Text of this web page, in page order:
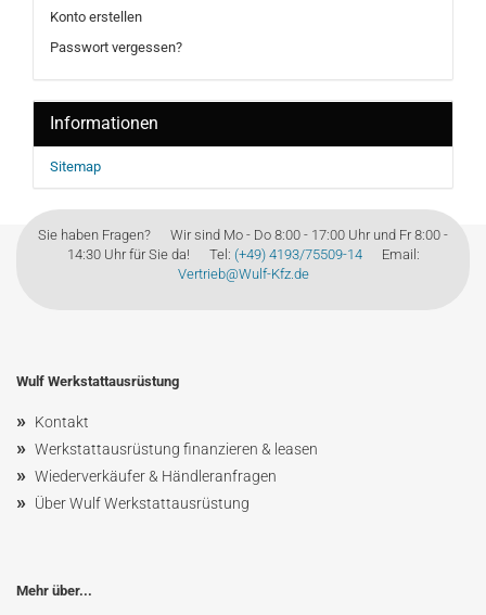
Konto erstellen
Passwort vergessen?
Informationen
Sitemap
Sie haben Fragen? Wir sind Mo - Do 8:00 - 17:00 Uhr und Fr 8:00 -
14:30 Uhr für Sie da! Tel: (+49) 4193/75509-14Email:
Vertrieb@Wulf-Kfz.de
Wulf Werkstattausrüstung
» Kontakt
» Werkstattausrüstung finanzieren & leasen
» Wiederverkäufer & Händleranfragen
» Über Wulf Werkstattausrüstung
Mehr über...